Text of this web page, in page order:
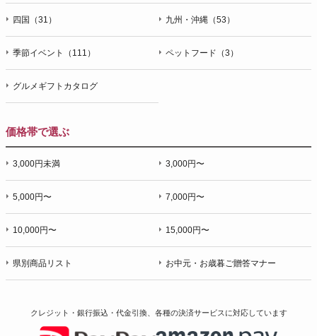
四国（31） 九州・沖縄（53）
季節イベント（111） ペットフード（3）
グルメギフトカタログ
価格帯で選ぶ
3,000円未満 3,000円〜
5,000円〜 7,000円〜
10,000円〜 15,000円〜
県別商品リスト お中元・お歳暮ご贈答マナー
クレジット・銀行振込・代金引換、各種の決済サービスに対応しています